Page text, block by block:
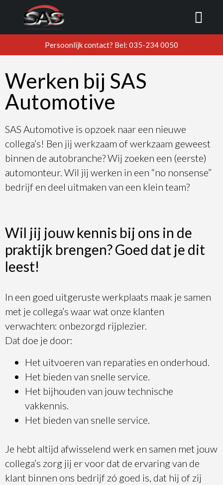
Persoonlijk contact? Bel: 035-234 0050
Vacatures
Werken bij SAS
Automotive
SAS Automotive is opzoek naar een nieuwe
collega’s! Ben jij werkzaam of werkzaam geweest
binnen de autobranche? Wij zoeken een (eerste)
automonteur. Wil jij werken in een “no nonsense”
bedrijf en deel uitmaken van een klein team?
Wil jij jouw kennis bij ons in de
praktijk brengen? Goed dat je dit
leest!
In een goed uitgeruste werkplaats maak je samen
met je collega’s waar wat onze klanten
verwachten: onbezorgd rijplezier.
Dat doe je door:
Het uitvoeren van reparaties en onderhoud.
Het bieden van snelle service.
Het bijhouden van jouw technische
vakkennis.
Het bieden van snelle service.
Je hebt altijd afwisselend werk en samen met jouw
collega’s zorg jij er voor dat de ervaring van de
klant binnen ons bedrijf zó goed is, dat hij of zij